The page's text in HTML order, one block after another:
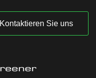
Kontaktieren Sie uns